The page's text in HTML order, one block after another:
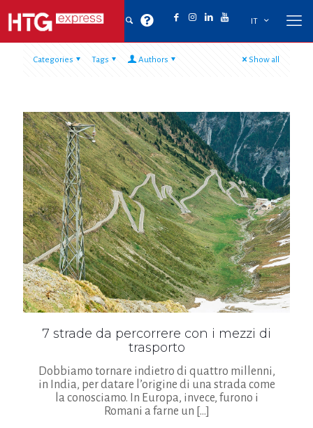
IT
Categories Tags Authors Show all
7 strade da percorrere con i mezzi di
trasporto
Dobbiamo tornare indietro di quattro millenni,
in India, per datare l’origine di una strada come
la conosciamo. In Europa, invece, furono i
Romani a farne un […]